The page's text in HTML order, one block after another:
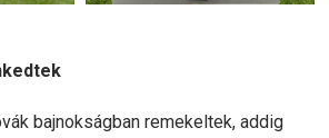
bajnokságban remekeltek, addig